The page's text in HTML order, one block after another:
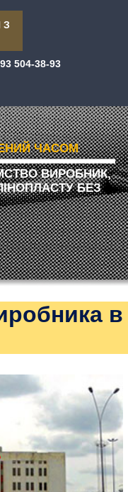
З
504-38-93
ЧАСОМ
ВИРОБНИК,
БЕЗ
в